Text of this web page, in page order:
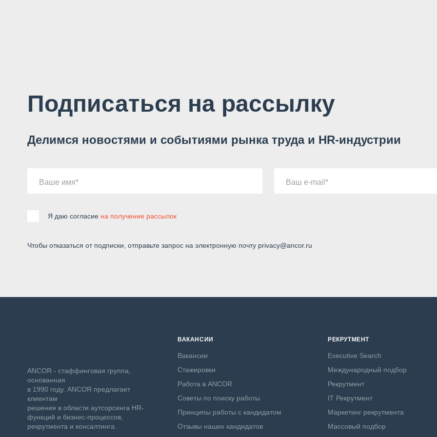
Подписаться на рассылку
Делимся новостями и событиями рынка труда и HR-индустрии
Ваше имя Ваш e-mail
Я даю согласие на получение рассылок
Чтобы отказаться от подписки, отправьте запрос на электронную почту privacy@ancor.ru
ANCOR - стаффинговая группа,
основанная
в 1990 году. ANCOR предлагает
клиентам
решения в области аутсорсинга HR-
функций и бизнес-процессов,
рекрутмента и консалтинга.
ВАКАНСИИ
Вакансии
Стажировки
Работа в ANCOR
Советы по поиску работы
Принципы работы с кандидатом
Отзывы наших кандидатов
РЕКРУТМЕНТ
Executive Search
Международный подбор
Рекрутмент
IT Рекрутмент
Маркетинг рекрутмента
Массовый подбор